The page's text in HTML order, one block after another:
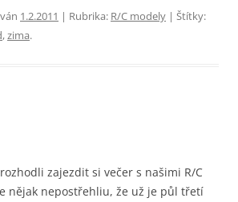
1.2.2011 | Rubrika: R/C modely | Štítky:
,zima.
zajezdit si večer s našimi R/C
nějak nepostřehliu, že už je půl třetí